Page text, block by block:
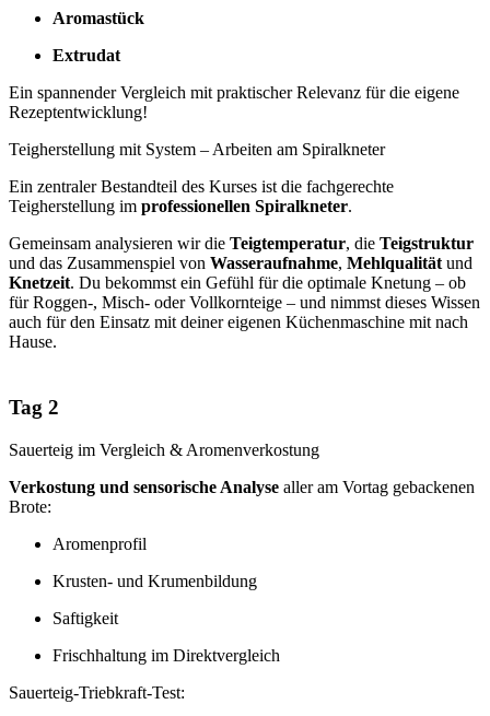
Aromastück
Extrudat
Ein spannender Vergleich mit praktischer Relevanz für die eigene
Rezeptentwicklung!
Teigherstellung mit System – Arbeiten am Spiralkneter
Ein zentraler Bestandteil des Kurses ist die fachgerechte
Teigherstellung im professionellen Spiralkneter.
Gemeinsam analysieren wir die Teigtemperatur, die Teigstruktur
und das Zusammenspiel von Wasseraufnahme, Mehlqualität und
Knetzeit. Du bekommst ein Gefühl für die optimale Knetung – ob
für Roggen-, Misch- oder Vollkornteige – und nimmst dieses Wissen
auch für den Einsatz mit deiner eigenen Küchenmaschine mit nach
Hause.
Tag 2
Sauerteig im Vergleich & Aromenverkostung
Verkostung und sensorische Analyse aller am Vortag gebackenen
Brote:
Aromenprofil
Krusten- und Krumenbildung
Saftigkeit
Frischhaltung im Direktvergleich
Sauerteig-Triebkraft-Test: